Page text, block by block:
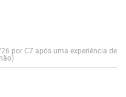
por C7 após uma experiência de